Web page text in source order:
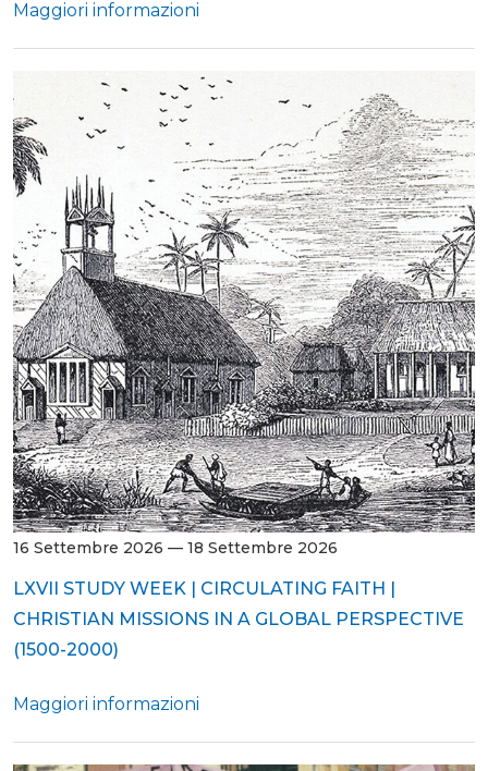
Maggiori informazioni
16 Settembre 2026 — 18 Settembre 2026
LXVII STUDY WEEK | CIRCULATING FAITH |
CHRISTIAN MISSIONS IN A GLOBAL PERSPECTIVE
(1500-2000)
Maggiori informazioni